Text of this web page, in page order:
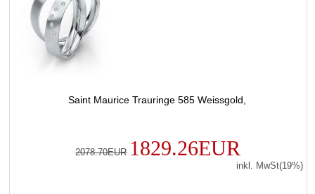
Saint Maurice Trauringe 585 Weissgold,
2078.70EUR 1829.26EUR
inkl. MwSt(19%)